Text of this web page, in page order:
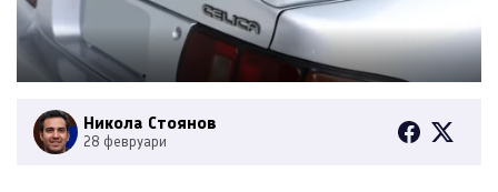
Никола Стоянов
28 февруари